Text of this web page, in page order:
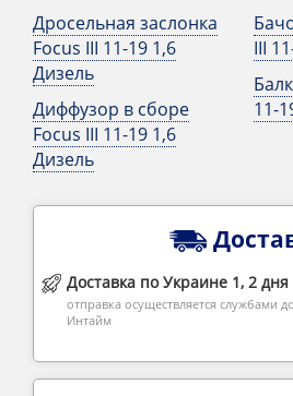
Дросельная заслонка
Focus III 11-19 1,6
Дизель
Диффузор в сборе
Focus III 11-19 1,6
Дизель
III
11-
Доставка по Украине 1, 2 дня
отправка осуществляется службами
Интайм